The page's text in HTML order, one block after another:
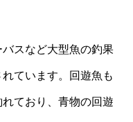
スなど大型魚の釣果
ています。回遊魚も
ており、青物の回遊